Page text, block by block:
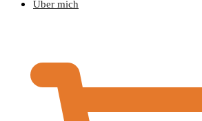
Über mich